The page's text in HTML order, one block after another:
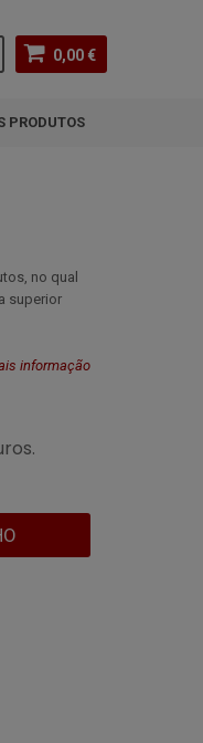
0,00 €
PRODUTOS
no qual
superior
informação